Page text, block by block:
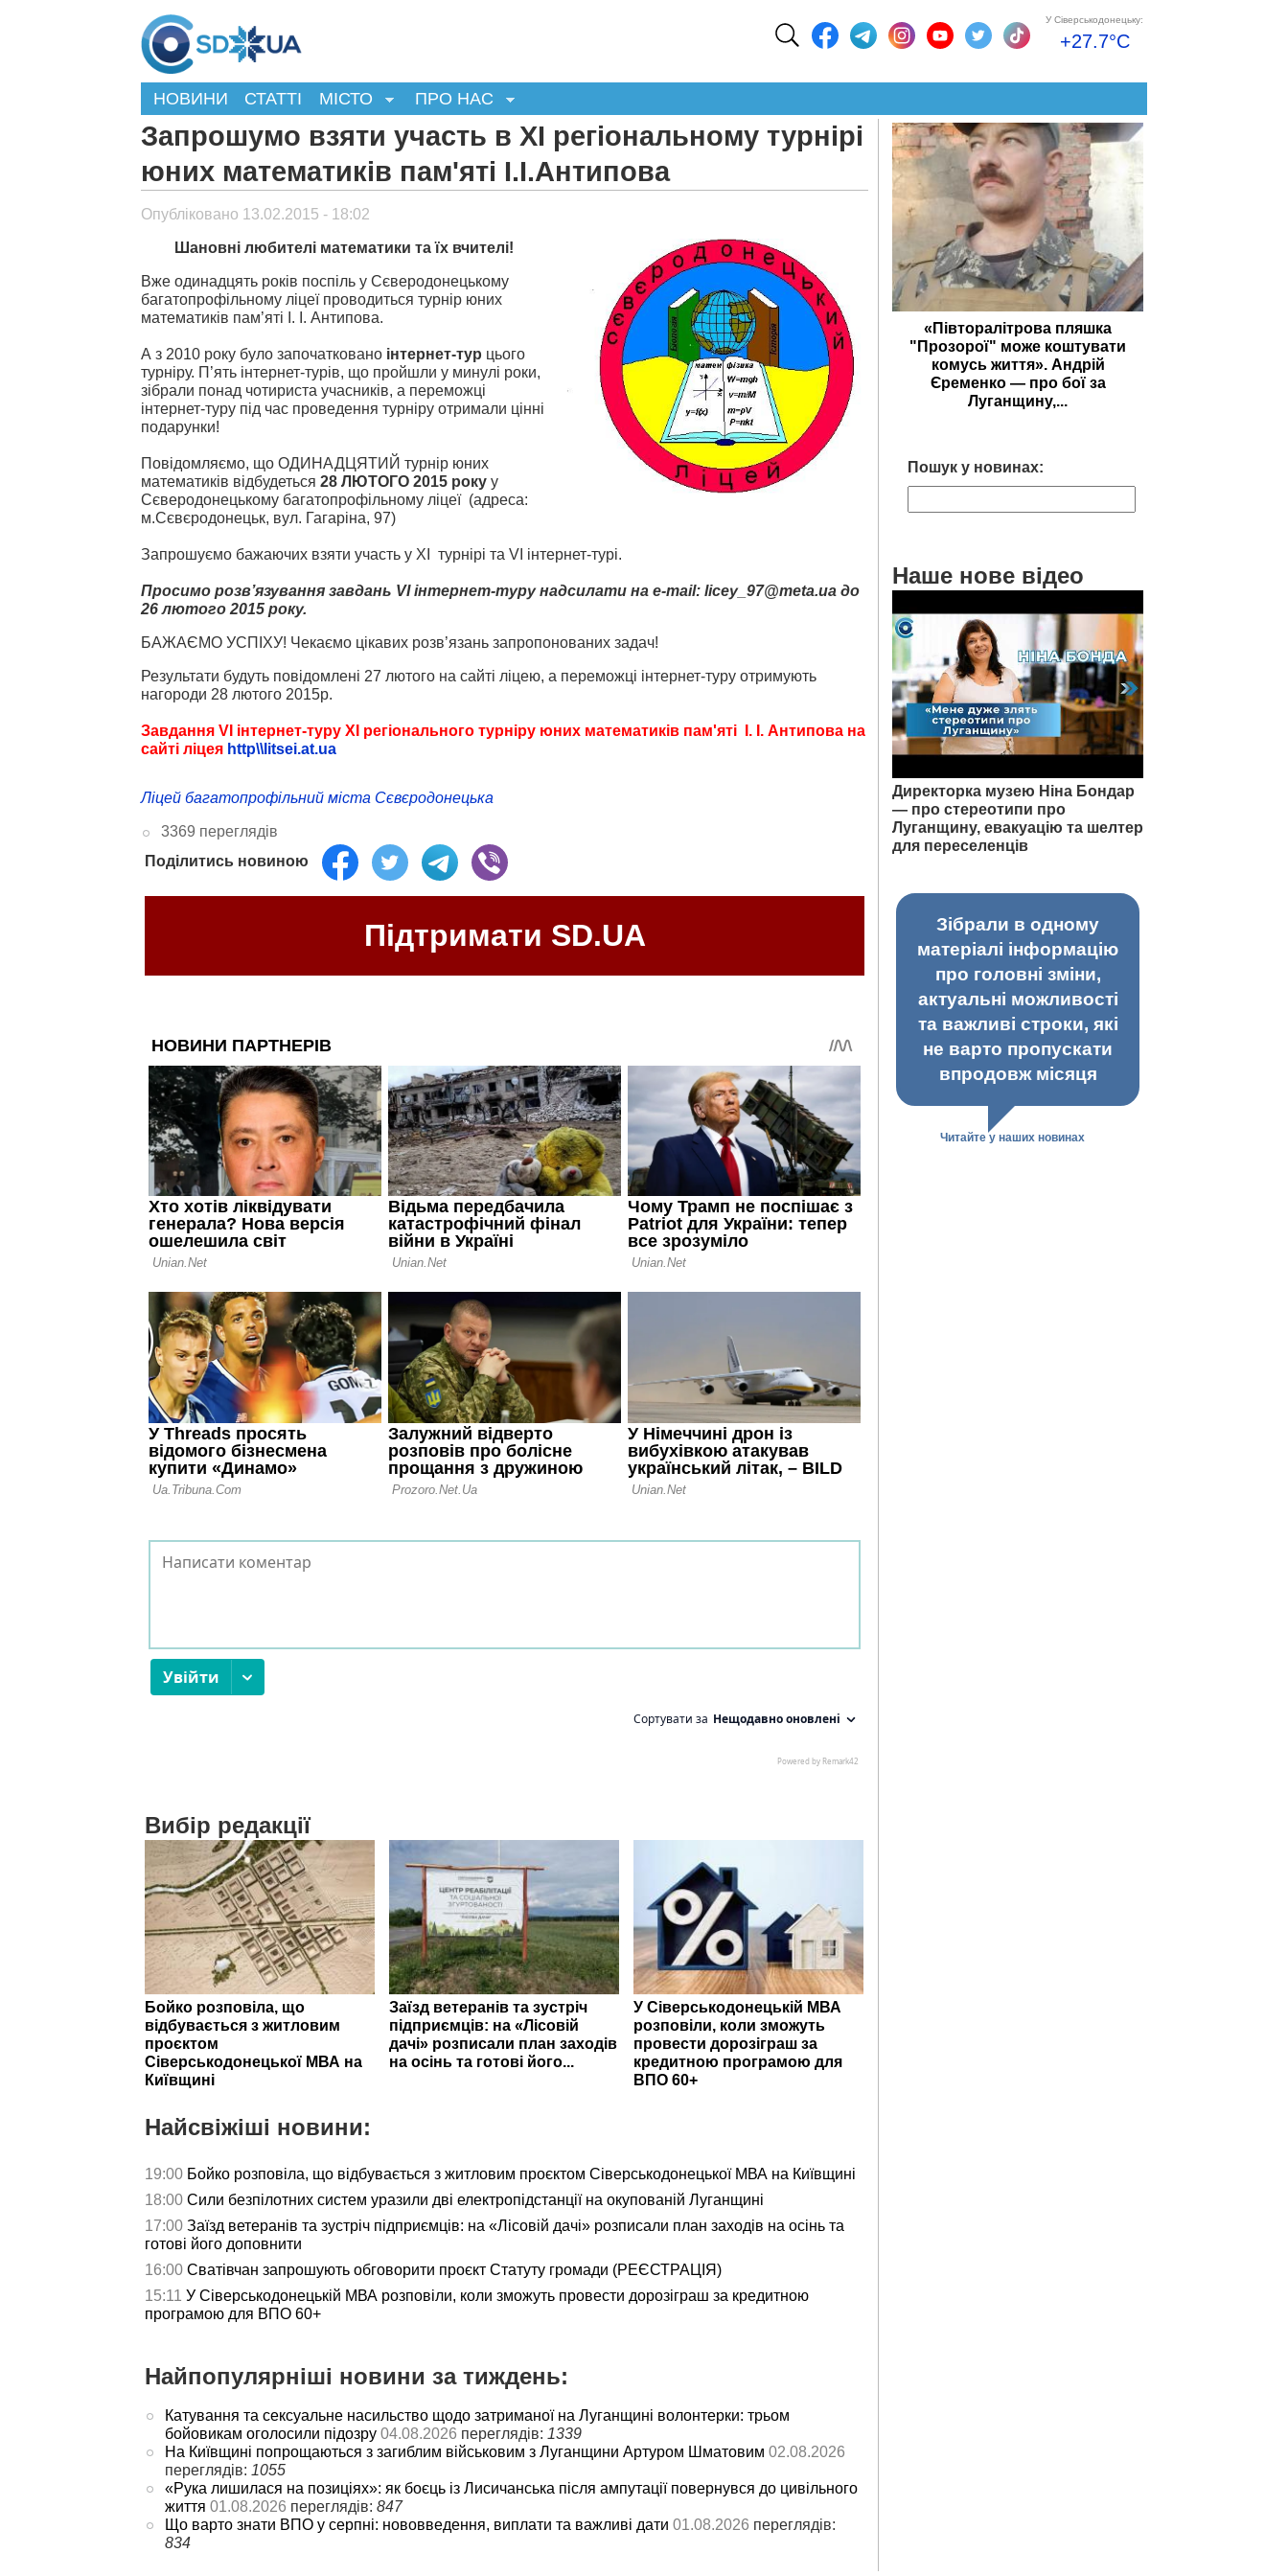
У Сіверськодонецьку:
+27.7°C
НОВИНИ СТАТТІ МІСТО ПРО НАС
Запрошумо взяти участь в XІ регіональному турнірі
юних математиків пам'яті І.І.Антипова
Опубліковано 13.02.2015 - 18:02
Шановні любителі математики та їх вчителі!
Вже одинадцять років поспіль у Сєверодонецькому
багатопрофільному ліцеї проводиться турнір юних
математиків пам’яті І. І. Антипова.
А з 2010 року було започатковано інтернет-тур цього
турніру. П’ять інтернет-турів, що пройшли у минулі роки,
зібрали понад чотириста учасників, а переможці
інтернет-туру під час проведення турніру отримали цінні
подарунки!
Повідомляємо, що ОДИНАДЦЯТИЙ турнір юних
математиків відбудеться 28 ЛЮТОГО 2015 року у
Сєверодонецькому багатопрофільному ліцеї (адреса:
м.Сєвєродонецьк, вул. Гагаріна, 97)
Запрошуємо бажаючих взяти участь у ХІ турнірі та VІ інтернет-турі.
Просимо розв’язування завдань VІ інтернет-туру надсилати на e-mail: licey_97@meta.ua до
26 лютого 2015 року.
БАЖАЄМО УСПІХУ! Чекаємо цікавих розв’язань запропонованих задач!
Результати будуть повідомлені 27 лютого на сайті ліцею, а переможці інтернет-туру отримують
нагороди 28 лютого 2015р.
Завдання VІ інтернет-туру XІ регіонального турніру юних математиків пам'яті І. І. Антипова на
сайті ліцея http\\litsei.at.ua
Ліцей багатопрофільний міста Сєвєродонецька
3369 переглядів
Поділитись новиною
Підтримати SD.UA
Вибір редакції
Бойко розповіла, що
відбувається з житловим
проєктом
Сіверськодонецької МВА на
Київщині
Заїзд ветеранів та зустріч
підприємців: на «Лісовій
дачі» розписали план заходів
на осінь та готові його...
У Сіверськодонецькій МВА
розповіли, коли зможуть
провести дорозіграш за
кредитною програмою для
ВПО 60+
Найсвіжіші новини:
19:00 Бойко розповіла, що відбувається з житловим проєктом Сіверськодонецької МВА на Київщині
18:00 Сили безпілотних систем уразили дві електропідстанції на окупованій Луганщині
17:00 Заїзд ветеранів та зустріч підприємців: на «Лісовій дачі» розписали план заходів на осінь та
готові його доповнити
16:00 Сватівчан запрошують обговорити проєкт Статуту громади (РЕЄСТРАЦІЯ)
15:11 У Сіверськодонецькій МВА розповіли, коли зможуть провести дорозіграш за кредитною
програмою для ВПО 60+
Найпопулярніші новини за тиждень:
Катування та сексуальне насильство щодо затриманої на Луганщині волонтерки: трьом
бойовикам оголосили підозру 04.08.2026 переглядів: 1339
На Київщині попрощаються з загиблим військовим з Луганщини Артуром Шматовим 02.08.2026
переглядів: 1055
«Рука лишилася на позиціях»: як боєць із Лисичанська після ампутації повернувся до цивільного
життя 01.08.2026 переглядів: 847
Що варто знати ВПО у серпні: нововведення, виплати та важливі дати 01.08.2026 переглядів:
834
«Півторалітрова пляшка
"Прозорої" може коштувати
комусь життя». Андрій
Єременко — про бої за
Луганщину,...
Пошук у новинах:
Наше нове відео
Директорка музею Ніна Бондар
— про стереотипи про
Луганщину, евакуацію та шелтер
для переселенців
Зібрали в одному
матеріалі інформацію
про головні зміни,
актуальні можливості
та важливі строки, які
не варто пропускати
впродовж місяця
Читайте у наших новинах